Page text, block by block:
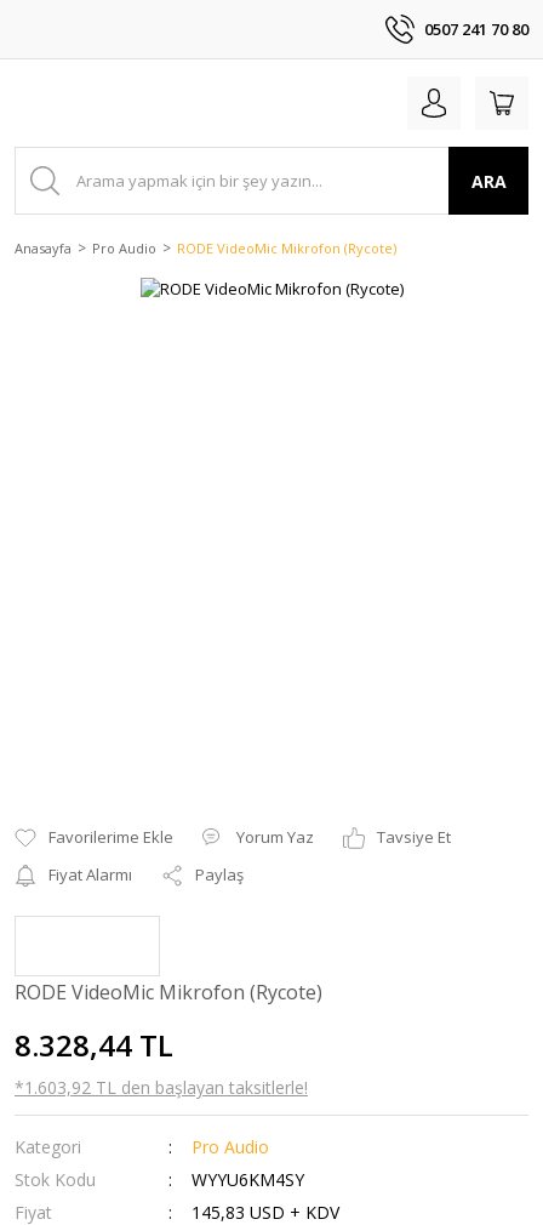
0507 241 70 80
ARA
Anasayfa Pro Audio RODE VideoMic Mikrofon (Rycote)
Yorum Yaz
Tavsiye Et
Fiyat Alarmı
Paylaş
RODE VideoMic Mikrofon (Rycote)
8.328,44 TL
*1.603,92 TL den başlayan taksitlerle!
Kategori
Pro Audio
Stok Kodu
WYYU6KM4SY
Fiyat
145,83 USD + KDV